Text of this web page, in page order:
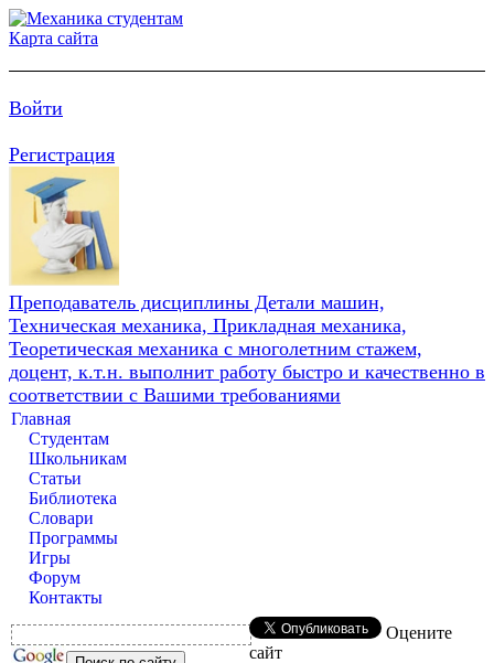
Карта сайта
Войти
Регистрация
Преподаватель дисциплины Детали машин,
Техническая механика, Прикладная механика,
Теоретическая механика с многолетним стажем,
доцент, к.т.н. выполнит работу быстро и качественно в
соответствии с Вашими требованиями
Главная
Студентам
Школьникам
Статьи
Библиотека
Словари
Программы
Игры
Форум
Контакты
Оцените
сайт